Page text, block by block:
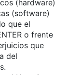
(hardware)
(software)
que el
o frente
que
del